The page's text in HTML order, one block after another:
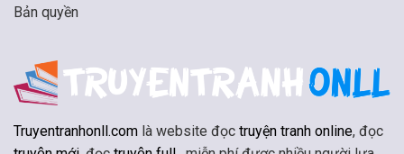
Bản quyền
Truyentranhonll.com là website đọc truyện tranh online, đọc